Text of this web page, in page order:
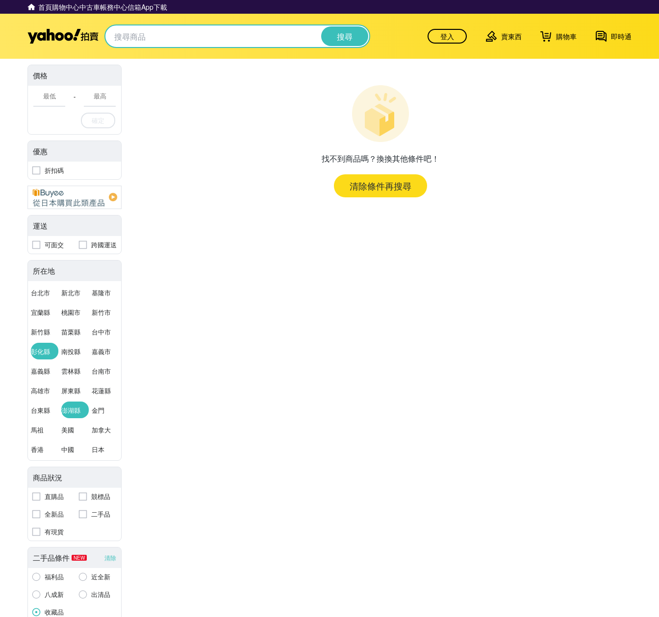
首頁購物中心中古車帳務中心信箱App下載
Yahoo拍賣 搜尋 登入 賣東西 購物車 即時通
價格
-
確定
優惠
折扣碼
運送
可面交 跨國運送
所在地
台北市 新北市 基隆市
宜蘭縣 桃園市 新竹市
新竹縣 苗栗縣 台中市
彰化縣 南投縣 嘉義市
嘉義縣 雲林縣 台南市
高雄市 屏東縣 花蓮縣
台東縣 澎湖縣 金門
馬祖 美國 加拿大
香港 中國 日本
商品狀況
直購品
競標品
全新品
二手品
有現貨
二手品條件 NEW 清除
福利品
近全新
八成新
出清品
收藏品
找不到商品嗎？換換其他條件吧！
清除條件再搜尋